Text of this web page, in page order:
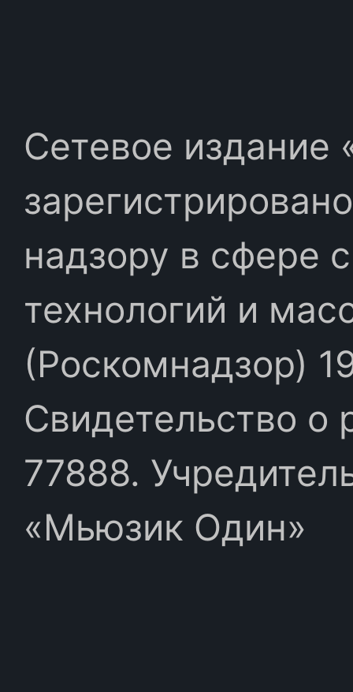
Сетевое издание
надзору в сфере
технологий и
(Роскомнадзор)
Свидетельство
77888.
«Мьюзик Один»